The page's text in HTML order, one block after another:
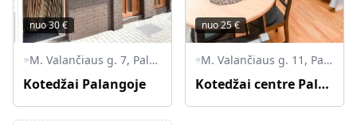
nuo30€
M. Valančiaus g. 7, Palanga, Palangos miesto savivaldybė, Lietuva
Kotedžai Palangoje
nuo25€
M. Valančiaus g. 11, Palanga, Palangos miesto savivaldybė, Lietuva
Kotedžai centre Palangoje